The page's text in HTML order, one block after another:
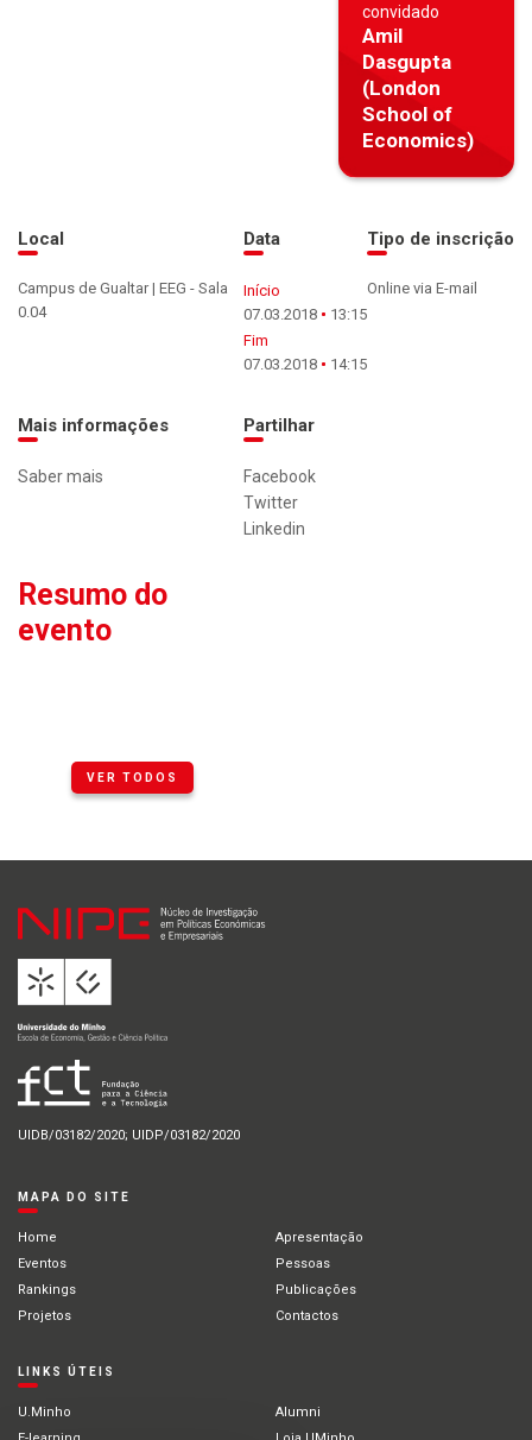
convidado
Amil
Dasgupta
(London
School of
Economics)
Local
Campus de Gualtar | EEG - Sala
0.04
Data
Início
07.03.2018
13:15
Fim
07.03.2018
14:15
Tipo de inscrição
Online via E-mail
Mais informações
Saber mais
Partilhar
Facebook
Twitter
Linkedin
Resumo do
evento
VER TODOS
UIDB/03182/2020; UIDP/03182/2020
MAPA DO SITE
Home
Apresentação
Eventos
Pessoas
Rankings
Publicações
Projetos
Contactos
LINKS ÚTEIS
U.Minho
Alumni